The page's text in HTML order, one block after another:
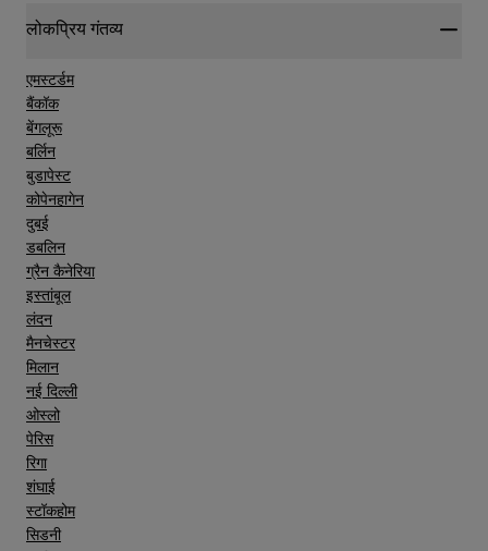
लोकप्रिय गंतव्य
एमस्टर्डम
बैंकॉक
बेंगलूरू
बर्लिन
बुडापेस्ट
कोपेनहागेन
दुबई
डबलिन
ग्रैन कैनेरिया
इस्तांबूल
लंदन
मैनचेस्टर
मिलान
नई दिल्ली
ओस्लो
पेरिस
रिगा
शंघाई
स्टॉकहोम
सिडनी